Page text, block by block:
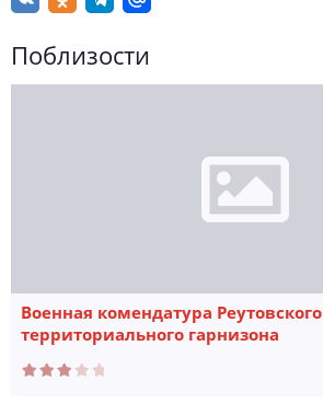
Поблизости
Военная комендатура Реутовского
территориального гарнизона